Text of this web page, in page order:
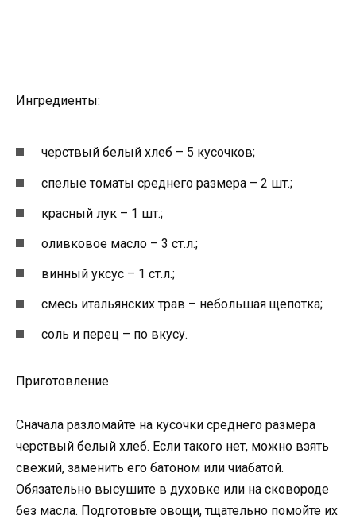
Ингредиенты:
черствый белый хлеб – 5 кусочков;
спелые томаты среднего размера – 2 шт.;
красный лук – 1 шт.;
оливковое масло – 3 ст.л.;
винный уксус – 1 ст.л.;
смесь итальянских трав – небольшая щепотка;
соль и перец – по вкусу.
Приготовление
Сначала разломайте на кусочки среднего размера
черствый белый хлеб. Если такого нет, можно взять
свежий, заменить его батоном или чиабатой.
Обязательно высушите в духовке или на сковороде
без масла. Подготовьте овощи, тщательно помойте их